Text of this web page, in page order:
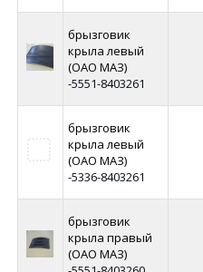
брызговик
крыла левый
(ОАО МАЗ)
-5551-8403261
брызговик
крыла левый
(ОАО МАЗ)
-5336-8403261
брызговик
крыла правый
(ОАО МАЗ)